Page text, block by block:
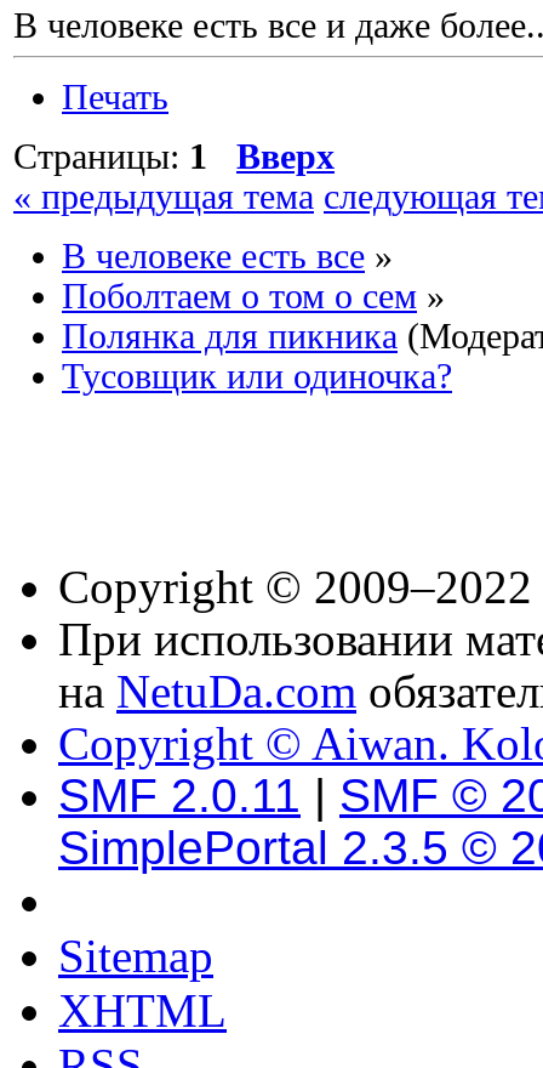
В человеке есть все и даже
Печать
Страницы: 1
Вверх
« предыдущая тема следующая
В человеке есть все »
Поболтаем о том о сем »
Полянка для пикника
Тусовщик или одиночка?
Copyright © 2009–2022
При использовании
на NetuDa.com
Copyright © Aiwan.
SMF 2.0.11 | SMF ©
SimplePortal 2.3.5 ©
Sitemap
XHTML